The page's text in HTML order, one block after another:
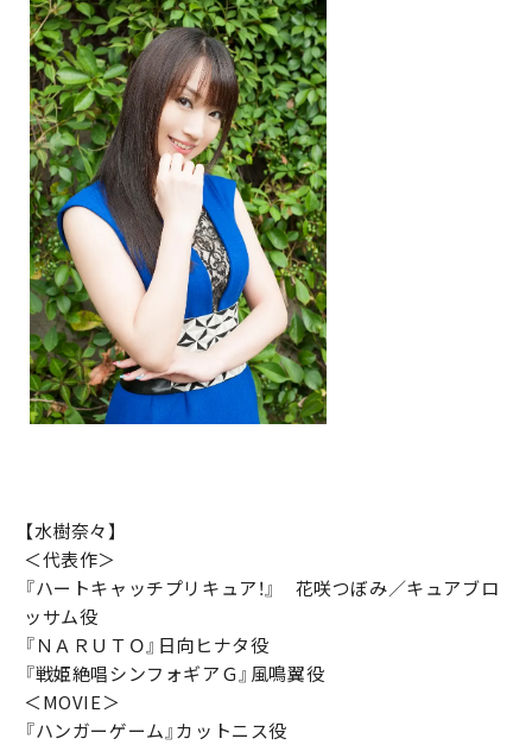
【水樹奈々】
＜代表作＞
『ハートキャッチプリキュア！』 花咲つぼみ／キュアブロ
ッサム役
『ＮＡＲＵＴＯ』日向ヒナタ役
『戦姫絶唱シンフォギアＧ』風鳴翼役
＜MOVIE＞
『ハンガーゲーム』カットニス役